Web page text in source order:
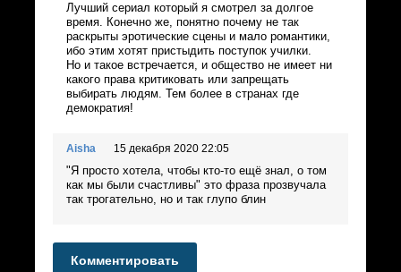
Лучший сериал который я смотрел за долгое
время. Конечно же, понятно почему не так
раскрыты эротические сцены и мало романтики,
ибо этим хотят пристыдить поступок училки.
Но и такое встречается, и общество не имеет ни
какого права критиковать или запрещать
выбирать людям. Тем более в странах где
демократия!
Aisha 15 декабря 2020 22:05
"Я просто хотела, чтобы кто-то ещё знал, о том
как мы были счастливы" это фраза прозвучала
так трогательно, но и так глупо блин
Комментировать